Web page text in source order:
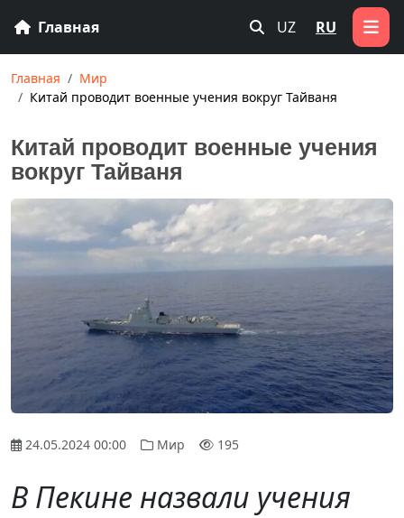
Главная UZ RU
Главная
Мир
Китай проводит военные учения вокруг Тайваня
Китай проводит военные учения
вокруг Тайваня
24.05.2024 00:00 Мир 195
В Пекине назвали учения